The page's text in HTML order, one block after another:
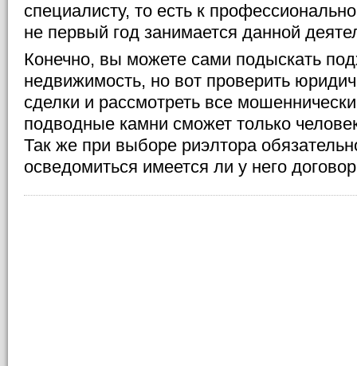
специалисту, то есть к
не первый год занимается данной
Конечно, вы можете сами подыскать
недвижимость, но вот проверить
сделки и рассмотреть все
подводные камни сможет только
Так же при выборе риэлтора
осведомиться имеется ли у него